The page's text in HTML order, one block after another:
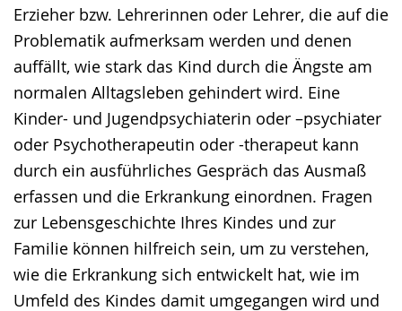
Erzieher bzw. Lehrerinnen oder Lehrer, die auf die
Problematik aufmerksam werden und denen
auffällt, wie stark das Kind durch die Ängste am
normalen Alltagsleben gehindert wird. Eine
Kinder- und Jugendpsychiaterin oder –psychiater
oder Psychotherapeutin oder -therapeut kann
durch ein ausführliches Gespräch das Ausmaß
erfassen und die Erkrankung einordnen. Fragen
zur Lebensgeschichte Ihres Kindes und zur
Familie können hilfreich sein, um zu verstehen,
wie die Erkrankung sich entwickelt hat, wie im
Umfeld des Kindes damit umgegangen wird und